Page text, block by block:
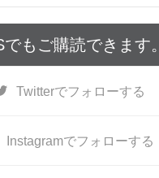
でもご購読できます。
Twitterでフォローする
Instagramでフォローする